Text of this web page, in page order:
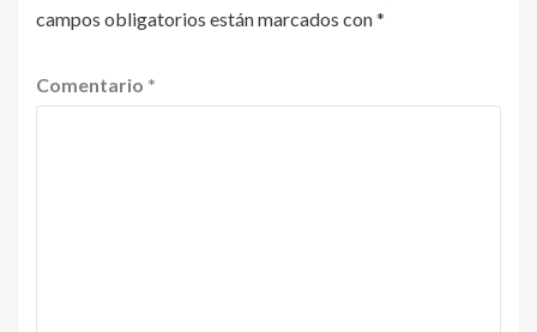
campos obligatorios están marcados con*
Comentario *